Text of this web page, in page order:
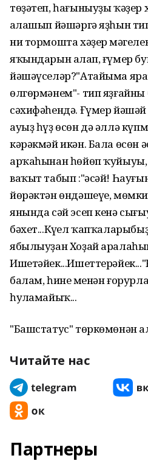
төҙәтеп, һағыныуҙы ҡәҙер
аңлашып йәшәргә яҙһын
ни тормошта хәҙер
яҡындарын аңлап, ғүмер
йәшәүселәр?"Атайыма
өлгөрмәнем"- тип яҙғайны
сәхифәһендә. Ғүмер йәшәй
ауыҙ һүҙ өсөн дә әллә
кәрәкмәй икән. Бала өсөн
арҡаһынан һөйөп ҡуйыуы,
ваҡыт табып :"әсәй!
йөрәктән өндәшеүе,
янында сәй эсеп кенә
бәхет...Күңел
ябылыуҙан Хоҙай
балам, һинең менән
һуңламайыҡ...
"Башстатус" төркөмөнән
Читайте нас
Партнеры